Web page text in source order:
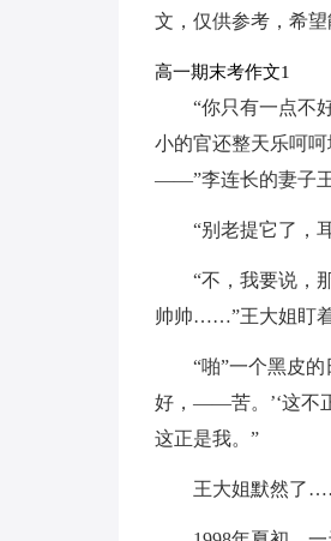
文，仅供参考，希望
高一期末考作文1
“你只有一点不
小的官还整天乐呵
——”李连长的妻子王
“别老提它了，
“不，我要说，
帅帅……”王大姐盯着
“啪”一个黑皮
好，——苦。’‘这不
这正是我。”
王大姐默然了